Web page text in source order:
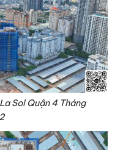
Sol Quận 4 Tháng